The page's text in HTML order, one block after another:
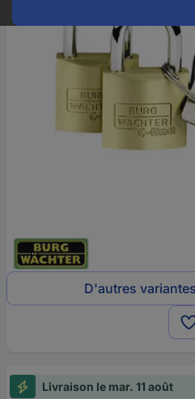
D'autres
Livraison le mar. 11 août